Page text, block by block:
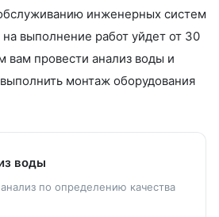
инженерных систем
выполнение работ уйдет от 30
провести анализ воды и
монтаж оборудования
воды
по определению качества